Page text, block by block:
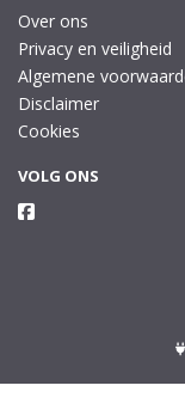
Over ons
Privacy en veiligheid
Algemene
Disclaimer
Cookies
VOLG ONS